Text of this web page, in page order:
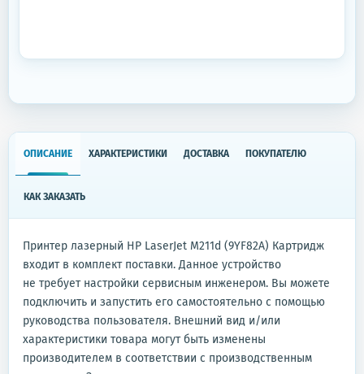
ОПИСАНИЕ ХАРАКТЕРИСТИКИ ДОСТАВКА ПОКУПАТЕЛЮ
КАК ЗАКАЗАТЬ
Принтер лазерный HP LaserJet M211d (9YF82A) Картридж
входит в комплект поставки. Данное устройство
не требует настройки сервисным инженером. Вы можете
подключить и запустить его самостоятельно с помощью
руководства пользователя. Внешний вид и/или
характеристики товара могут быть изменены
производителем в соответствии с производственным